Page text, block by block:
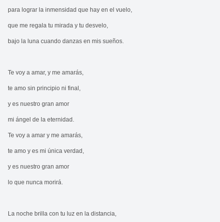
para lograr la inmensidad que hay en el vuelo,
que me regala tu mirada y tu desvelo,
bajo la luna cuando danzas en mis sueños.
Te voy a amar, y me amarás,
te amo sin principio ni final,
y es nuestro gran amor
mi ángel de la eternidad.
Te voy a amar y me amarás,
te amo y es mi única verdad,
y es nuestro gran amor
lo que nunca morirá.
La noche brilla con tu luz en la distancia,